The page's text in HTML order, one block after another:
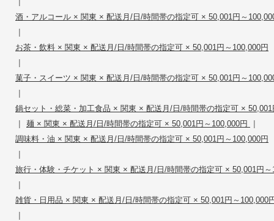
酒・アルコール × 関東 × 配送月/日/時間帯の指定可 × 50,001円～
|
お茶・飲料 × 関東 × 配送月/日/時間帯の指定可 × 50,001円～100,000円
|
菓子・スイーツ × 関東 × 配送月/日/時間帯の指定可 × 50,001円～
|
鍋セット・総菜・加工食品 × 関東 × 配送月/日/時間帯の指定可 × 50,001
| 麺 × 関東 × 配送月/日/時間帯の指定可 × 50,001円～100,000円 |
調味料・油 × 関東 × 配送月/日/時間帯の指定可 × 50,001円～100,000円
|
旅行・体験・チケット × 関東 × 配送月/日/時間帯の指定可 × 50,001円～
|
雑貨・日用品 × 関東 × 配送月/日/時間帯の指定可 × 50,001円～100,000
|